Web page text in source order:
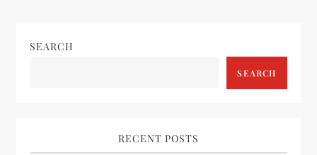
a
SEARCH
SEARCH
RECENT POSTS